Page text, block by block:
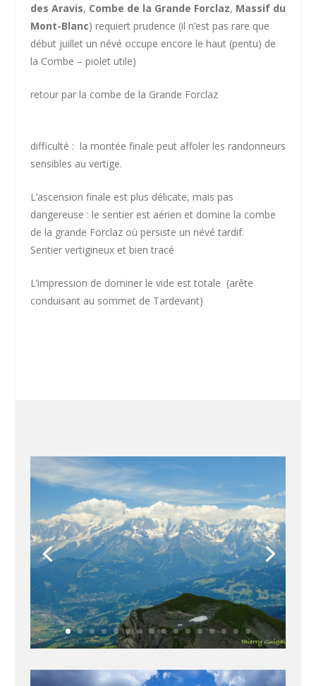
des Aravis, Combe de la Grande Forclaz, Massif du
Mont-Blanc) requiert prudence (il n’est pas rare que
début juillet un névé occupe encore le haut (pentu) de
la Combe – piolet utile)
retour par la combe de la Grande Forclaz
difficulté : la montée finale peut affoler les randonneurs
sensibles au vertige.
L’ascension finale est plus délicate, mais pas
dangereuse : le sentier est aérien et domine la combe
de la grande Forclaz où persiste un névé tardif.
Sentier vertigineux et bien tracé
L’impression de dominer le vide est totale (arête
conduisant au sommet de Tardevant)